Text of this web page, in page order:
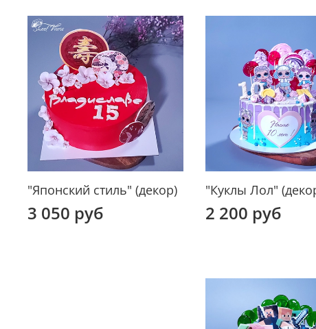
"Японский стиль" (декор)
3 050 руб
"Куклы Лол"
2 200 руб